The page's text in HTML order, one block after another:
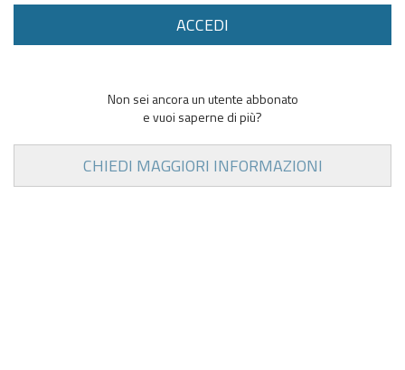
ACCEDI
Non sei ancora un utente abbonato
e vuoi saperne di più?
CHIEDI MAGGIORI INFORMAZIONI